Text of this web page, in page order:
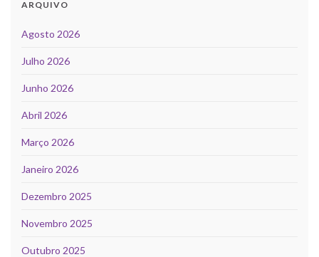
ARQUIVO
Agosto 2026
Julho 2026
Junho 2026
Abril 2026
Março 2026
Janeiro 2026
Dezembro 2025
Novembro 2025
Outubro 2025